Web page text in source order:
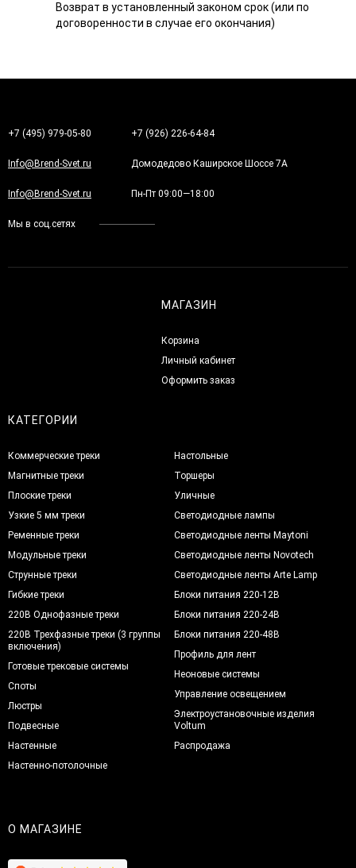
Возврат в установленный законом срок (или по
договоренности в случае его окончания)
+7 (495) 979-05-80 +7 (926) 226-64-84
Info@Brend-Svet.ru Домодедово Каширское Шоссе 7А
Info@Brend-Svet.ru Пн-Пт 09:00—18:00
Мы в соц.сетях
МАГАЗИН
Корзина
Личный кабинет
Оформить заказ
КАТЕГОРИИ
Коммерческие треки
Магнитные треки
Плоские треки
Узкие 5 мм треки
Ременные треки
Модульные треки
Струнные треки
Гибкие треки
220В Однофазные треки
220В Трехфазные треки (3 группы
включения)
Готовые трековые системы
Споты
Люстры
Подвесные
Настенные
Настенно-потолочные
Настольные
Торшеры
Уличные
Светодиодные лампы
Светодиодные ленты Maytoni
Светодиодные ленты Novotech
Светодиодные ленты Arte Lamp
Блоки питания 220-12В
Блоки питания 220-24В
Блоки питания 220-48В
Профиль для лент
Неоновые системы
Управление освещением
Электроустановочные изделия
Voltum
Распродажа
О МАГАЗИНЕ